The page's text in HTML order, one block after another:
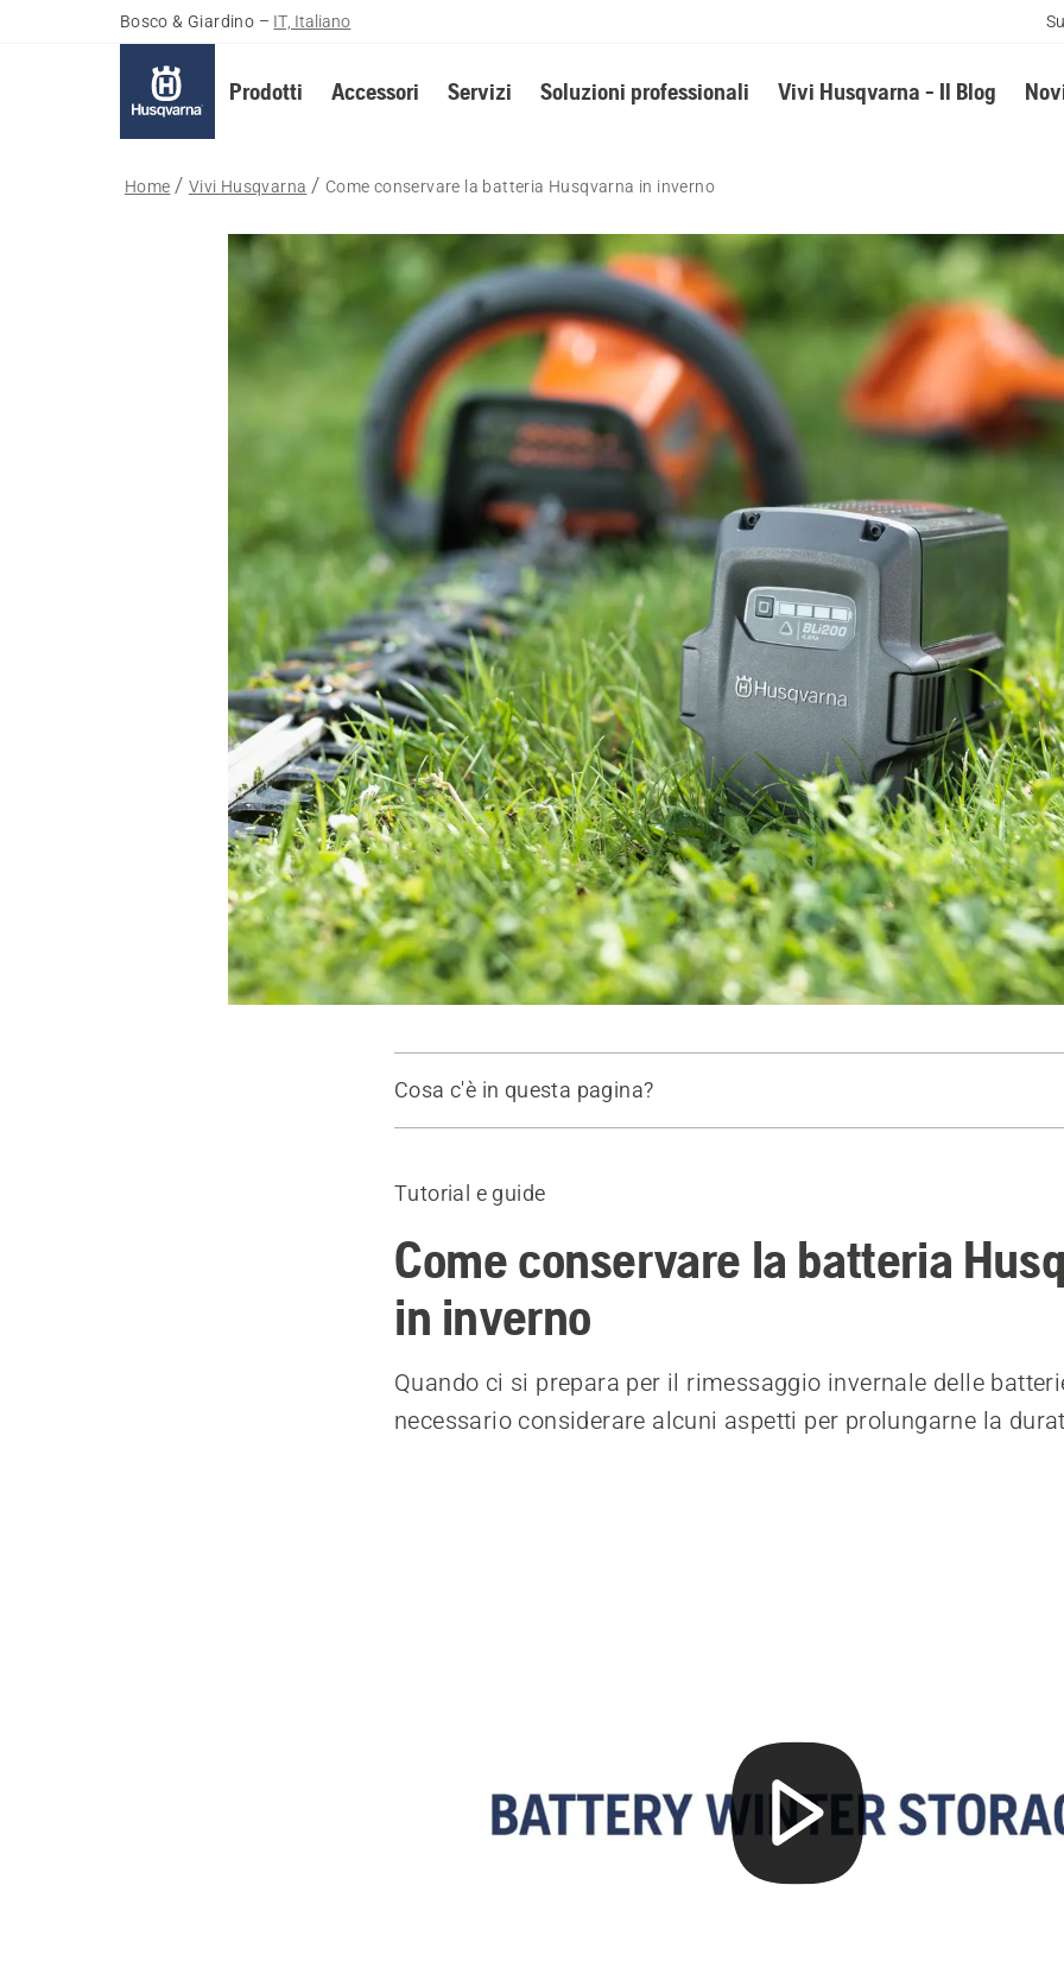
Bosco & Giardino – IT, Italiano
Prodotti Accessori Servizi Soluzioni professionali Vivi Husqvarna - Il Blog
Home Vivi Husqvarna Come conservare la batteria Husqvarna in inverno
Cosa c'è in questa pagina?
Rimessaggio invernale della batteria
Prodotti consigliati
Tutorial e guide
Come conservare la batteria
in inverno
Quando ci si prepara per il rimessaggio invernale delle
necessario considerare alcuni aspetti per prolungarne la